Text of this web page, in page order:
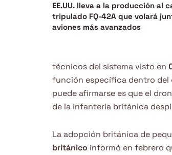
EE.UU. lleva a la producción al
tripulado FQ-42A que volará
aviones más avanzados
técnicos del sistema visto en
función específica dentro del
puede afirmarse es que el
de la infantería británica
La adopción británica de
británico informó en febrero